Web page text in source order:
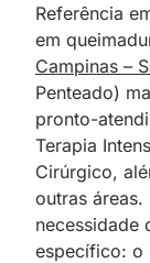
Referência
em
Campinas –
Penteado)
pronto-
Terapia
Cirúrgico,
outras áreas.
necessidade
específico: o